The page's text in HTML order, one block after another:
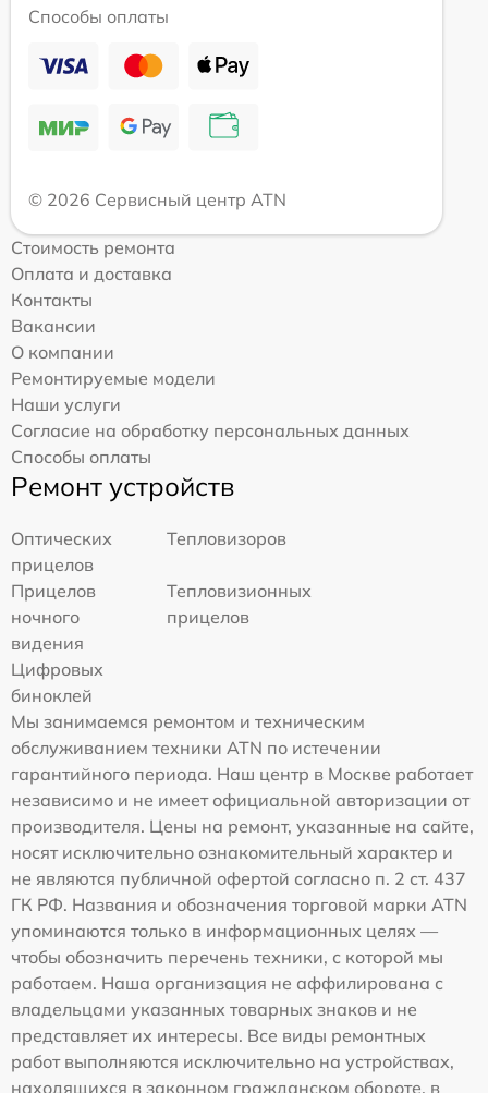
Способы оплаты
© 2026 Сервисный центр ATN
Стоимость ремонта
Оплата и доставка
Контакты
Вакансии
О компании
Ремонтируемые модели
Наши услуги
Согласие на обработку персональных данных
Способы оплаты
Ремонт устройств
Оптических
прицелов
Тепловизоров
Прицелов
ночного
видения
Тепловизионных
прицелов
Цифровых
биноклей
Мы занимаемся ремонтом и техническим
обслуживанием техники ATN по истечении
гарантийного периода. Наш центр в Москве работает
независимо и не имеет официальной авторизации от
производителя. Цены на ремонт, указанные на сайте,
носят исключительно ознакомительный характер и
не являются публичной офертой согласно п. 2 ст. 437
ГК РФ. Названия и обозначения торговой марки ATN
упоминаются только в информационных целях —
чтобы обозначить перечень техники, с которой мы
работаем. Наша организация не аффилирована с
владельцами указанных товарных знаков и не
представляет их интересы. Все виды ремонтных
работ выполняются исключительно на устройствах,
находящихся в законном гражданском обороте, в